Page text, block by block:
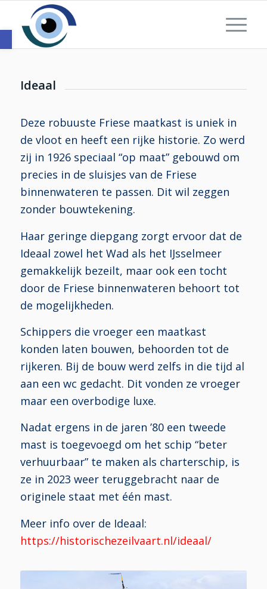
Toolbar openen
Ideaal
Deze robuuste Friese maatkast is uniek in
de vloot en heeft een rijke historie. Zo werd
zij in 1926 speciaal “op maat” gebouwd om
precies in de sluisjes van de Friese
binnenwateren te passen. Dit wil zeggen
zonder bouwtekening.
Haar geringe diepgang zorgt ervoor dat de
Ideaal zowel het Wad als het IJsselmeer
gemakkelijk bezeilt, maar ook een tocht
door de Friese binnenwateren behoort tot
de mogelijkheden.
Schippers die vroeger een maatkast
konden laten bouwen, behoorden tot de
rijkeren. Bij de bouw werd zelfs in die tijd al
aan een wc gedacht. Dit vonden ze vroeger
maar een overbodige luxe.
Nadat ergens in de jaren ’80 een tweede
mast is toegevoegd om het schip “beter
verhuurbaar” te maken als charterschip, is
ze in 2023 weer teruggebracht naar de
originele staat met één mast.
Meer info over de Ideaal:
https://historischezeilvaart.nl/ideaal/